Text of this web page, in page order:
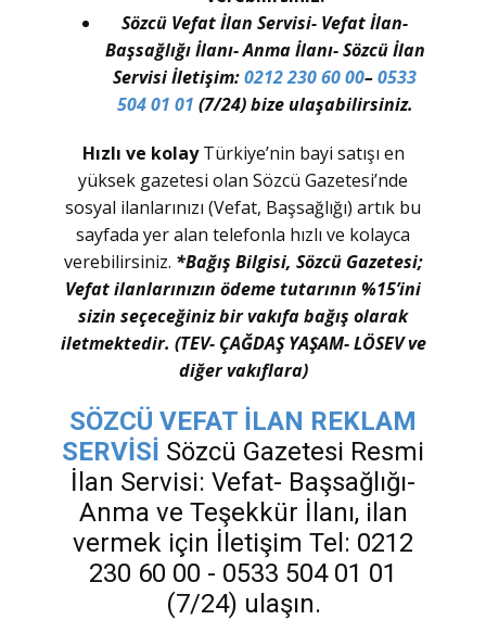
Sözcü Vefat İlan Servisi- Vefat İlan-
Başsağlığı İlanı- Anma İlanı- Sözcü İlan
Servisi İletişim:0212 230 60 00–0533
504 01 01 (7/24) bize ulaşabilirsiniz.
Hızlı ve kolayTürkiye’nin bayi satışı en
yüksek gazetesi olan Sözcü Gazetesi’nde
sosyal ilanlarınızı (Vefat, Başsağlığı) artık bu
sayfada yer alan telefonla hızlı ve kolayca
verebilirsiniz. *Bağış Bilgisi, Sözcü Gazetesi;
Vefat ilanlarınızın ödeme tutarının %15’ini
sizin seçeceğiniz bir vakıfa bağış olarak
iletmektedir. (TEV- ÇAĞDAŞ YAŞAM- LÖSEV ve
diğer vakıflara)
SÖZCÜ VEFAT İLAN REKLAM
SERVİSİ Sözcü Gazetesi Resmi
İlan Servisi: Vefat- Başsağlığı-
Anma ve Teşekkür İlanı, ilan
vermek için İletişim Tel: 0212
230 60 00 - 0533 504 01 01
(7/24) ulaşın.